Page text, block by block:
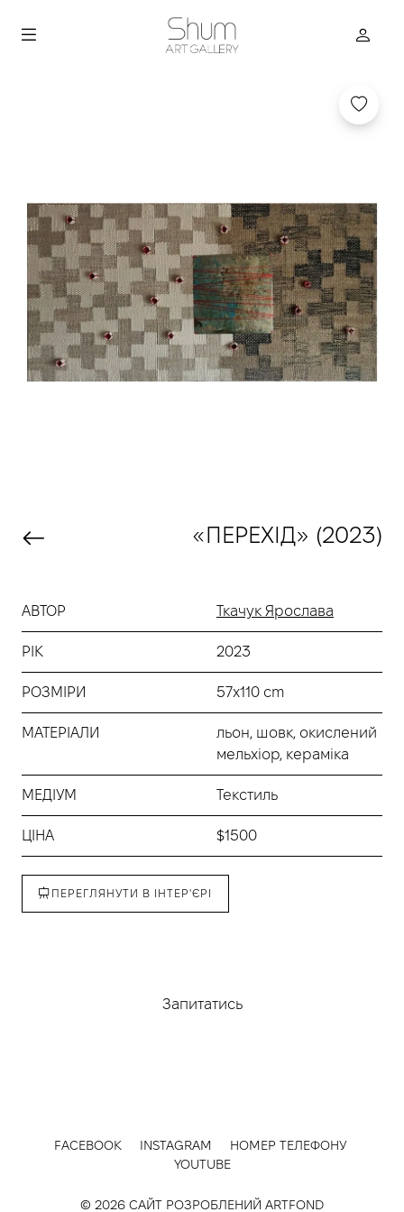
«ПЕРЕХІД» (2023)
АВТОР Ткачук Ярослава
РІК 2023
РОЗМІРИ 57х110 cm
МАТЕРІАЛИ
льон, шовк, окислений
мельхіор, кераміка
МЕДІУМ Текстиль
ЦІНА $1500
ПЕРЕГЛЯНУТИ В ІНТЕР'ЄРІ
Запитатись
FACEBOOK INSTAGRAM
НОМЕР ТЕЛЕФОНУ
YOUTUBE
© 2026 САЙТ РОЗРОБЛЕНИЙ ARTFOND